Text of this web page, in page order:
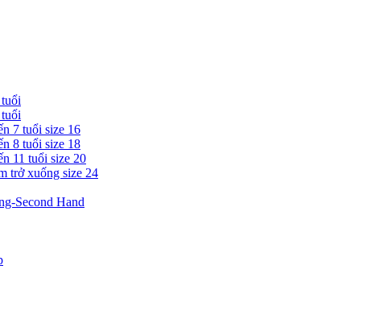
7 tuổi size 16
8 tuổi size 18
11 tuổi size 20
trở xuống size 24
Second Hand